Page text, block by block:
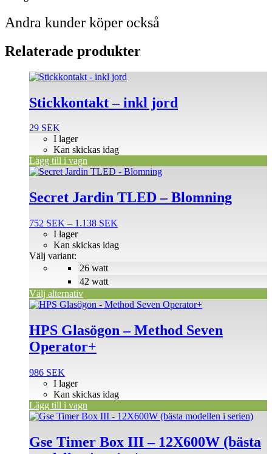
Andra kunder köper också
Relaterade produkter
Stickkontakt – inkl jord
29 SEK
I lager
Kan skickas idag
Lägg till i vagn
Secret Jardin TLED – Blomning
752 SEK – 1.138 SEK
till
26 watt
42 watt
I lager
Kan skickas idag
Välj variant:
Välj alternativ
Den
produkten
har
varianter.
olika
alternativen
på
produktsidan
HPS Glasögon – Method Seven
Operator+
986 SEK
I lager
Kan skickas idag
Lägg till i vagn
Gse Timer Box III – 12X600W (bästa
Den
produkten
har